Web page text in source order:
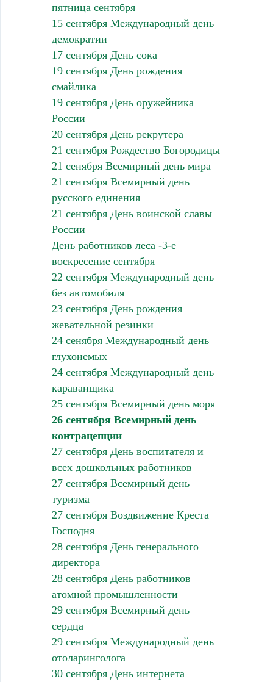
пятница сентября
15 сентября Международный день
демократии
17 сентября День сока
19 сентября День рождения
смайлика
19 сентября День оружейника
России
20 сентября День рекрутера
21 сентября Рождество Богородицы
21 сенября Всемирный день мира
21 сентября Всемирный день
русского единения
21 сентября День воинской славы
России
День работников леса -3-е
воскресение сентября
22 сентября Международный день
без автомобиля
23 сентября День рождения
жевательной резинки
24 сенября Международный день
глухонемых
24 сентября Международный день
караванщика
25 сентября Всемирный день моря
26 сентября Всемирный день
контрацепции
27 сентября День воспитателя и
всех дошкольных работников
27 сентября Всемирный день
туризма
27 сентября Воздвижение Креста
Господня
28 сентября День генерального
директора
28 сентября День работников
атомной промышленности
29 сентября Всемирный день
сердца
29 сентября Международный день
отоларинголога
30 сентября День интернета